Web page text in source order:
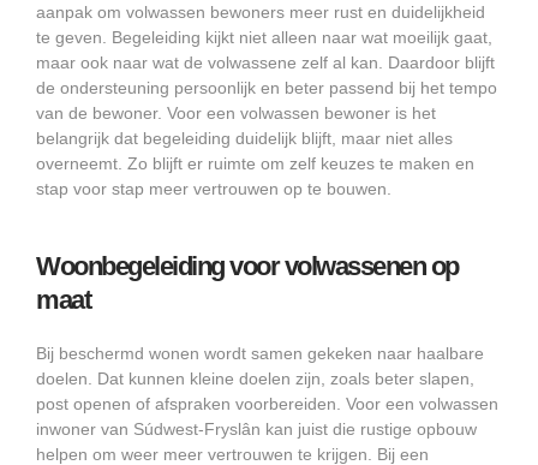
aanpak om volwassen bewoners meer rust en duidelijkheid
te geven. Begeleiding kijkt niet alleen naar wat moeilijk gaat,
maar ook naar wat de volwassene zelf al kan. Daardoor blijft
de ondersteuning persoonlijk en beter passend bij het tempo
van de bewoner. Voor een volwassen bewoner is het
belangrijk dat begeleiding duidelijk blijft, maar niet alles
overneemt. Zo blijft er ruimte om zelf keuzes te maken en
stap voor stap meer vertrouwen op te bouwen.
Woonbegeleiding voor volwassenen op
maat
Bij beschermd wonen wordt samen gekeken naar haalbare
doelen. Dat kunnen kleine doelen zijn, zoals beter slapen,
post openen of afspraken voorbereiden. Voor een volwassen
inwoner van Súdwest-Fryslân kan juist die rustige opbouw
helpen om weer meer vertrouwen te krijgen. Bij een